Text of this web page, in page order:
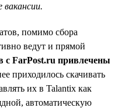
помимо сбора
ведут и прямой
с FarPost.ru привлечены
приходилось скачивать
их в Talantix как
автоматическую